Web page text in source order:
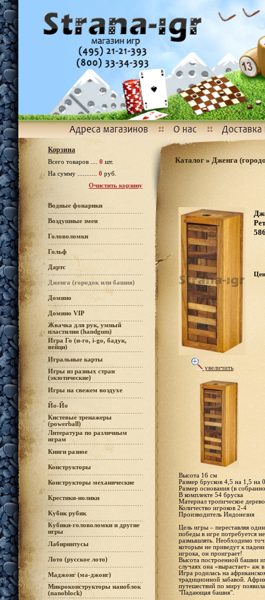
Корзина
Всего товаров .... 0 шт.
На сумму ........... 0 руб.
Очистить корзину
Водные фонарики
Воздушные змеи
Головоломки
Гольф
Дартс
Дженга (городок или башня)
Домино
Домино VIP
Жвачка для рук, умный
пластилин (handgum)
Игра Го (и-го, i-go, бадук,
вейци)
Игральные карты
Игры из разных стран
(экзотические)
Игры на свежем воздухе
Йо-Йо
Кистевые тренажеры
(powerball)
Литература по различным
играм
Книги разное
Конструкторы
Конструкторы механические
Крестики-нолики
Кубик рубик
Кубики-головоломки и другие
игры
Лабиринтусы
Лото (русское лото)
Маджонг (ма-джонг)
Микроконструкторы наноблок
(nanoblock)
Каталог»Дженга
увеличить
Высота 16 см
Размер брусков 4,5 на 1,5 на
Размер основания (в
В комплекте 54 бруска
Материал тропическое дерево
Количество игроков 2-4
Производитель Индонезия
Цель игры – переставляя
победы в игре потребуется
размышлять. Необходимо
которым не приведут к
игрока, он проиграет!
Высота построенной башни
случаях она «вырастает» аж
Игра родилась на
традиционной забавой.
путешествий по миру
"Падающая башня".